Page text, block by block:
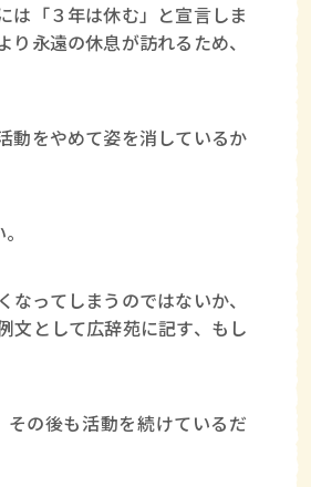
は「３年は休む」と宣言しま
永遠の休息が訪れるため、
動をやめて姿を消しているか
ってしまうのではないか、
文として広辞苑に記す、もし
の後も活動を続けているだ
ロボット・イン・ザ・システム
著／デボラ・イン…